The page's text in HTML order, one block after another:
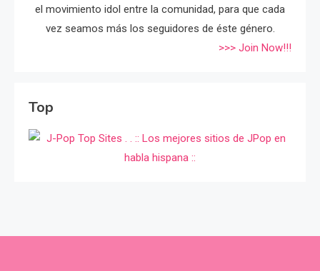
el movimiento idol entre la comunidad, para que cada
vez seamos más los seguidores de éste género.
>>> Join Now!!!
Top